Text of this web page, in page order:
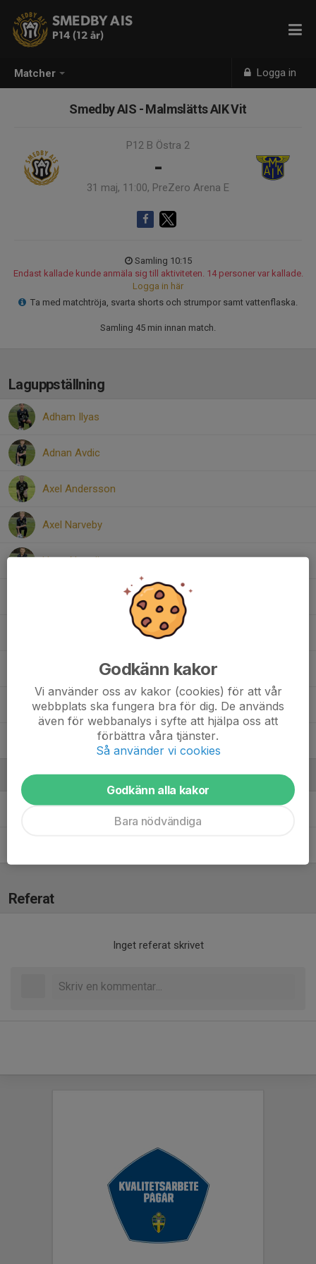
Matcher Logga in
SMEDBY AIS
P14 (12 år)
Smedby AIS - Malmslätts AIK Vit
P12 B Östra 2
-
31 maj, 11:00, PreZero Arena E
Samling 10:15
Endast kallade kunde anmäla sig till aktiviteten. 14 personer var kallade.
Logga in här
Ta med matchtröja, svarta shorts och strumpor samt vattenflaska.
Samling 45 min innan match.
Laguppställning
Adham Ilyas
Adnan Avdic
Axel Andersson
Axel Narveby
Hugo Nyström
Kasper Granath Nylin
Theo Jugo
Valter Lundgren
Ledare
Alen JugoFystränare
Referat
Inget referat skrivet
Godkänn kakor
Vi använder oss av kakor (cookies) för att vår
webbplats ska fungera bra för dig. De används
även för webbanalys i syfte att hjälpa oss att
förbättra våra tjänster.
Så använder vi cookies
Godkänn alla kakor
Bara nödvändiga